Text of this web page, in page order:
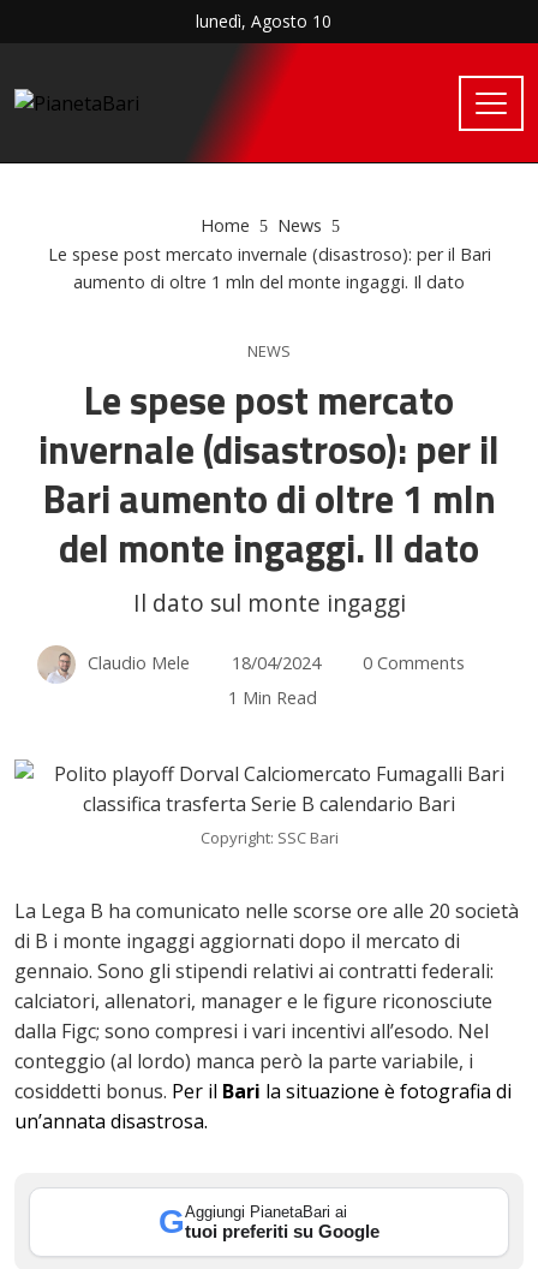
lunedì, Agosto 10
Home
News
Le spese post mercato invernale (disastroso): per il Bari
aumento di oltre 1 mln del monte ingaggi. Il dato
NEWS
Le spese post mercato
invernale (disastroso): per il
Bari aumento di oltre 1 mln
del monte ingaggi. Il dato
Il dato sul monte ingaggi
Claudio Mele 18/04/2024
0 Comments
1 Min Read
Copyright: SSC Bari
La Lega B ha comunicato nelle scorse ore alle 20 società
di B i monte ingaggi aggiornati dopo il mercato di
gennaio. Sono gli stipendi relativi ai contratti federali:
calciatori, allenatori, manager e le figure riconosciute
dalla Figc; sono compresi i vari incentivi all’esodo. Nel
conteggio (al lordo) manca però la parte variabile, i
cosiddetti bonus. Per il Bari la situazione è fotografia di
un’annata disastrosa.
GAggiungi PianetaBari ai
tuoi preferiti su Google